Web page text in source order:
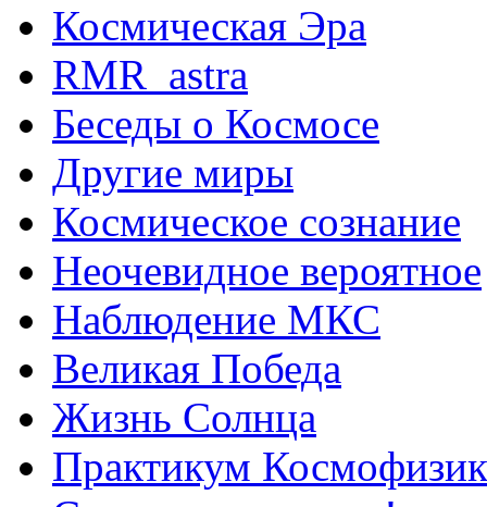
Космическая Эра
RMR_astra
Беседы о Космосе
Другие миры
Космическое сознание
Неочевидное вероятное
Наблюдение МКС
Великая Победа
Жизнь Солнца
Практикум